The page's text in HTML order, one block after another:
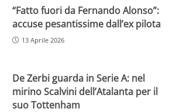
“Fatto fuori da Fernando Alonso”:
accuse pesantissime dall’ex pilota
13 Aprile 2026
De Zerbi guarda in Serie A: nel
mirino Scalvini dell’Atalanta per il
suo Tottenham